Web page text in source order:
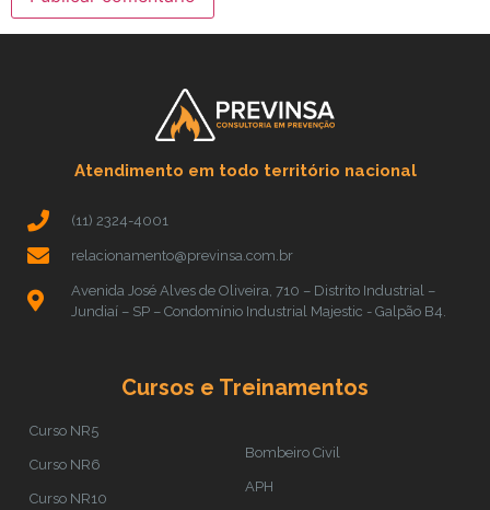
Atendimento em todo território nacional
(11) 2324-4001
relacionamento@previnsa.com.br
Avenida José Alves de Oliveira, 710 – Distrito Industrial –
Jundiaí – SP – Condomínio Industrial Majestic - Galpão B4.
Cursos e Treinamentos
Curso NR5
Curso NR6
Curso NR10
Bombeiro Civil
APH